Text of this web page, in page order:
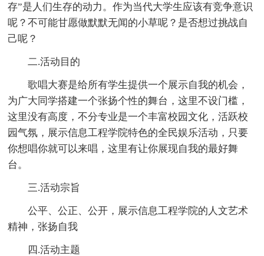
存”是人们生存的动力。作为当代大学生应该有竞争意识
呢？不可能甘愿做默默无闻的小草呢？是否想过挑战自
己呢？
二.活动目的
歌唱大赛是给所有学生提供一个展示自我的机会，
为广大同学搭建一个张扬个性的舞台，这里不设门槛，
这里没有高度，不分专业是一个丰富校园文化，活跃校
园气氛，展示信息工程学院特色的全民娱乐活动，只要
你想唱你就可以来唱，这里有让你展现自我的最好舞
台。
三.活动宗旨
公平、公正、公开，展示信息工程学院的人文艺术
精神，张扬自我
四.活动主题